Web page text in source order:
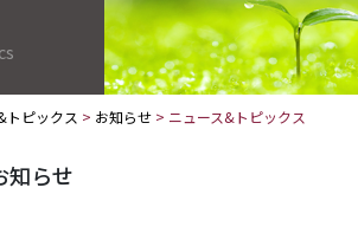
トピックス > お知らせ > ニュース&トピックス
知らせ